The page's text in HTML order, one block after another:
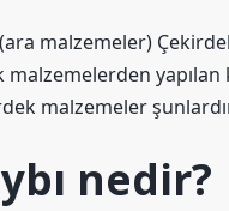
malzemeler)
malzemelerden
malzemeler
nedir?